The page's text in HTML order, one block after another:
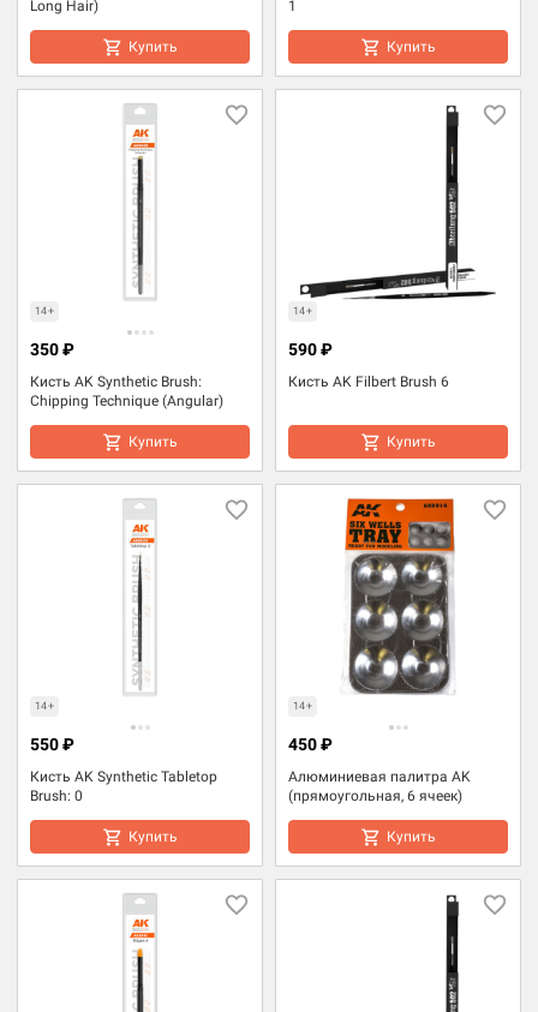
Long Hair)
Купить
1
Купить
14+
Кисть AK Synthetic Brush:
Chipping Technique (Angular)
350 ₽
Купить
14+
Кисть AK Filbert Brush 6
590 ₽
Купить
14+
Кисть AK Synthetic Tabletop
Brush: 0
550 ₽
Купить
14+
Алюминиевая палитра AK
(прямоугольная, 6 ячеек)
450 ₽
Купить